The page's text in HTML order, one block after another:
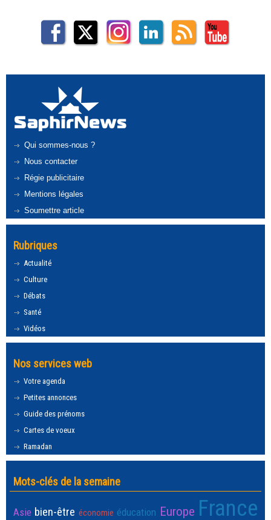
Qui sommes-nous ?
Nous contacter
Régie publicitaire
Mentions légales
Soumettre article
Rubriques
Actualité
Culture
Débats
Santé
Vidéos
Nos services web
Votre agenda
Petites annonces
Guide des prénoms
Cartes de voeux
Ramadan
Mots-clés de la semaine
Asie bien-être économie éducation Europe France